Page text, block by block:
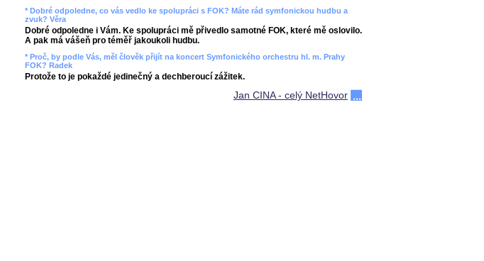
* Dobré odpoledne, co vás vedlo ke spolupráci s FOK? Máte rád symfonickou hudbu a
zvuk? Věra
Dobré odpoledne i Vám. Ke spolupráci mě přivedlo samotné FOK, které mě oslovilo.
A pak má vášeň pro téměř jakoukoli hudbu.
* Proč, by podle Vás, měl člověk přijít na koncert Symfonického orchestru hl. m. Prahy
FOK? Radek
Protože to je pokaždé jedinečný a dechberoucí zážitek.
Jan CINA - celý NetHovor